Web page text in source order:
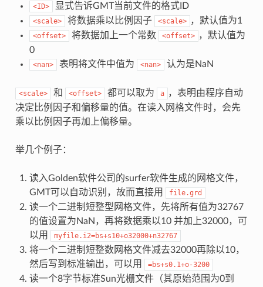
<ID> 显式告诉GMT当前文件的格式ID
<scale> 将数据乘以比例因子 <scale> ，默认值为1
<offset> 将数据加上一个常数 <offset> ，默认值为
0
<nan> 表明将文件中值为 <nan> 认为是NaN
<scale> 和 <offset> 都可以取为 a ，表明由程序自动
决定比例因子和偏移量的值。在读入网格文件时，会先
乘以比例因子再加上偏移量。
举几个例子：
读入Golden软件公司的surfer软件生成的网格文件，
GMT可以自动识别，故而直接用
file.grd
读一个二进制短整型网格文件，先将所有值为32767
的值设置为NaN，再将数据乘以10 并加上32000，可
以用
myfile.i2=bs+s10+o32000+n32767
将一个二进制短整数网格文件减去32000再除以10，
然后写到标准输出，可以用
=bs+s0.1+o-3200
读一个8字节标准Sun光栅文件（其原始范围为0到